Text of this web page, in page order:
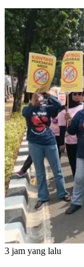
3 jam yang lalu